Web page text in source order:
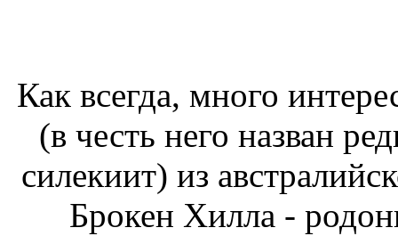
Как всегда, много
(в честь него назван
силекиит) из
Брокен Хилла -